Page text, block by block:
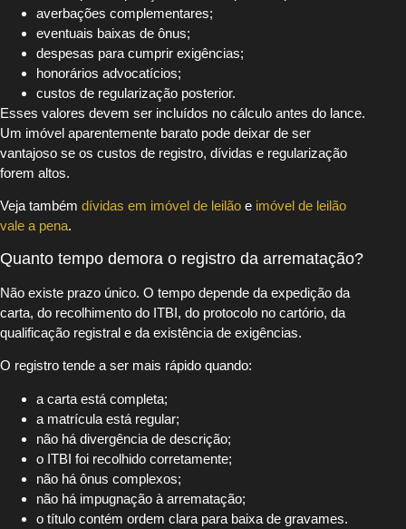
averbações complementares;
eventuais baixas de ônus;
despesas para cumprir exigências;
honorários advocatícios;
custos de regularização posterior.
Esses valores devem ser incluídos no cálculo antes do lance.
Um imóvel aparentemente barato pode deixar de ser
vantajoso se os custos de registro, dívidas e regularização
forem altos.
Veja também dívidas em imóvel de leilão e imóvel de leilão
vale a pena.
Quanto tempo demora o registro da arrematação?
Não existe prazo único. O tempo depende da expedição da
carta, do recolhimento do ITBI, do protocolo no cartório, da
qualificação registral e da existência de exigências.
O registro tende a ser mais rápido quando:
a carta está completa;
a matrícula está regular;
não há divergência de descrição;
o ITBI foi recolhido corretamente;
não há ônus complexos;
não há impugnação à arrematação;
o título contém ordem clara para baixa de gravames.